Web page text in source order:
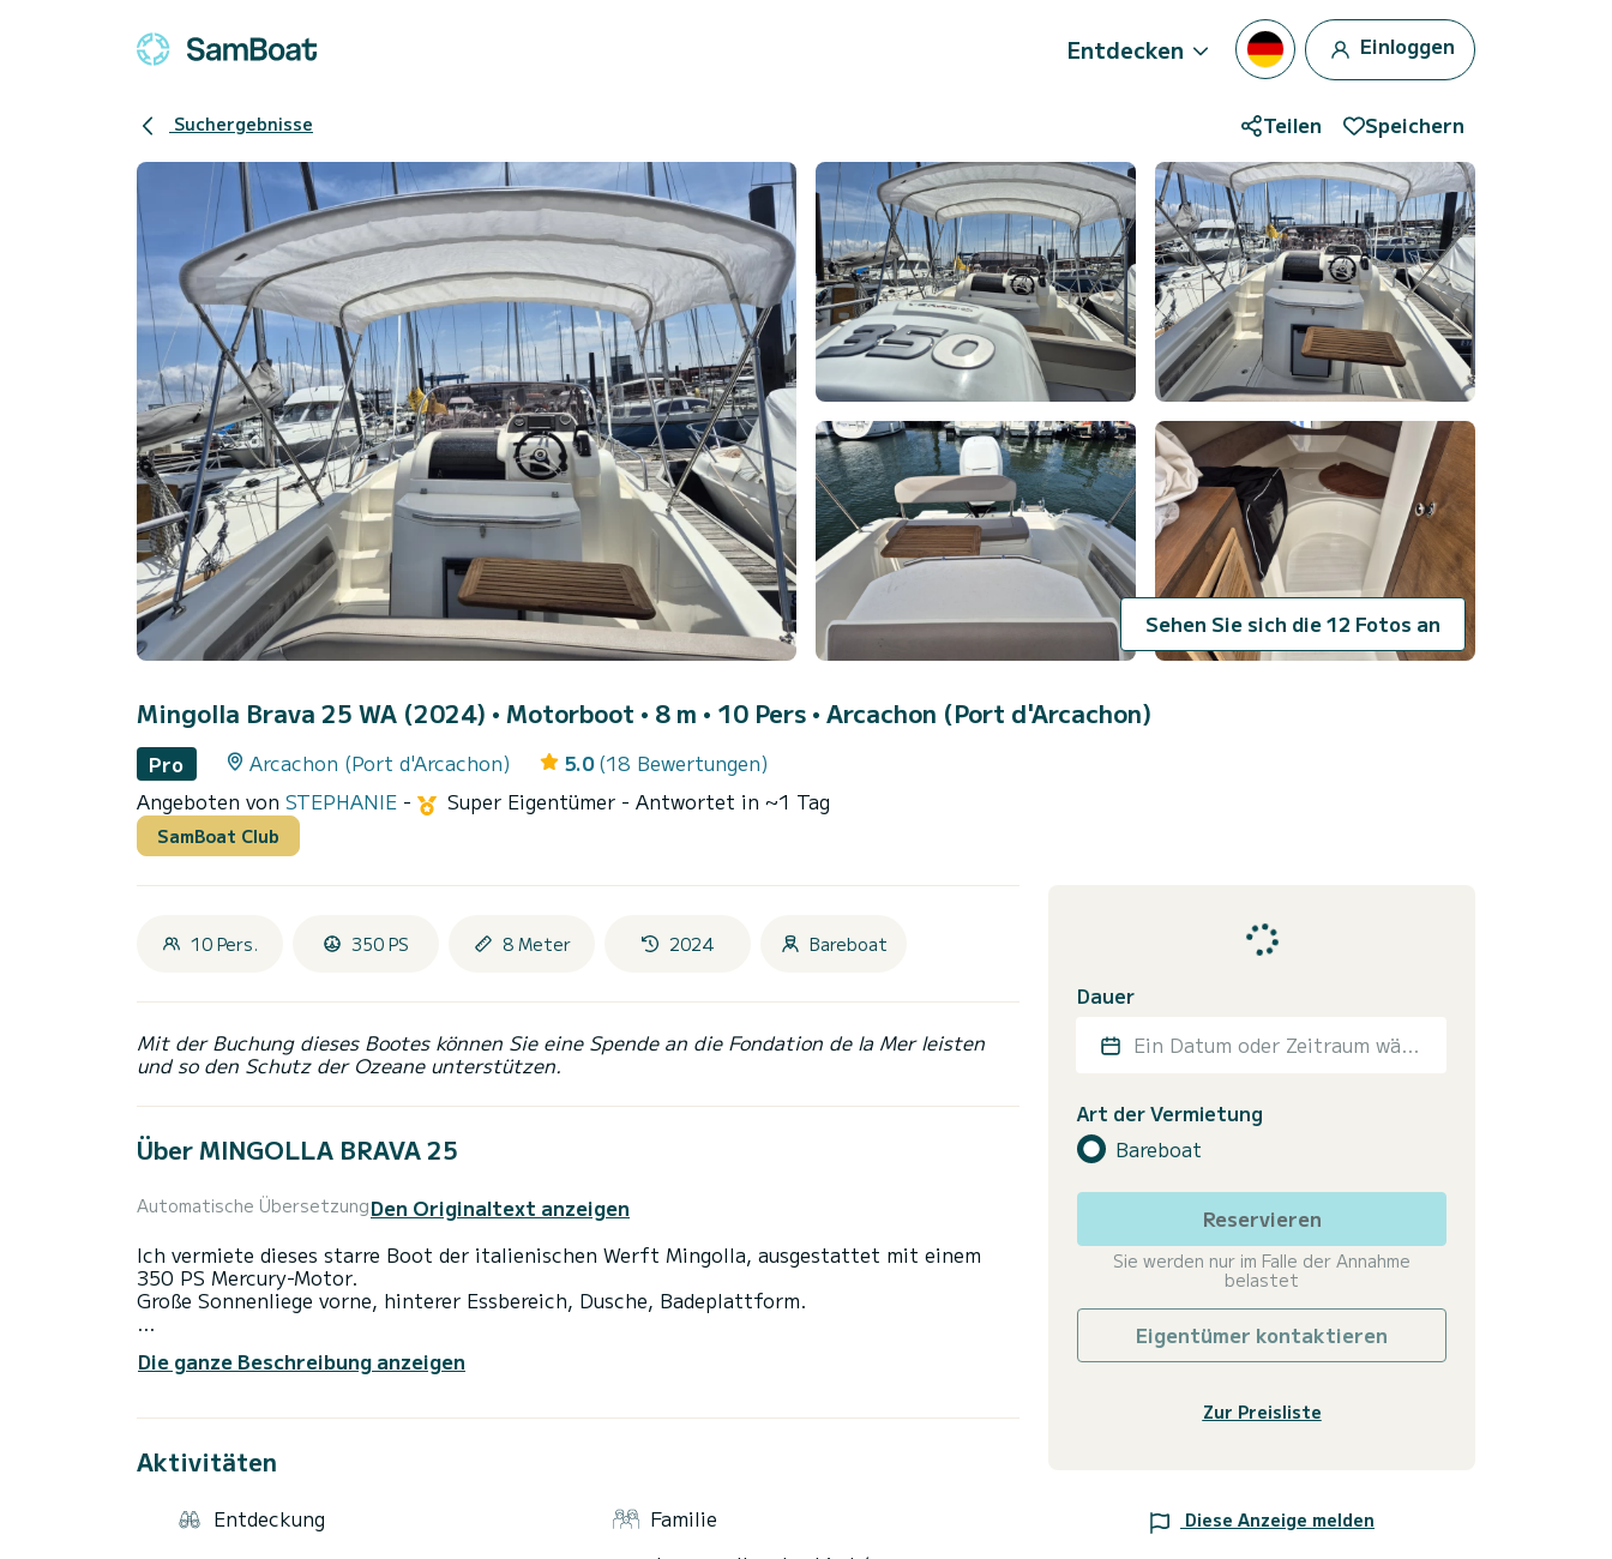
Entdecken Einloggen
Suchergebnisse Teilen Speichern
Sehen Sie sich die 12 Fotos an
Mingolla Brava 25 WA (2024) • Motorboot • 8 m • 10 Pers • Arcachon (Port d'Arcachon)
Pro Arcachon (Port d'Arcachon) 5.0 (18 Bewertungen)
Angeboten von STEPHANIE - Super Eigentümer - Antwortet in ~1 Tag
SamBoat Club
10 Pers. 350 PS 8 Meter 2024 Bareboat
Mit der Buchung dieses Bootes können Sie eine Spende an die Fondation de la Mer leisten
und so den Schutz der Ozeane unterstützen.
Über MINGOLLA BRAVA 25
Automatische ÜbersetzungDen Originaltext anzeigen
Ich vermiete dieses starre Boot der italienischen Werft Mingolla, ausgestattet mit einem
350 PS Mercury-Motor.
Große Sonnenliege vorne, hinterer Essbereich, Dusche, Badeplattform.
- BEI MIETE IST IHRE FAHRBESCHRÄNKUNG AN DEN TREPPEN DES CAMPINGPLATZES
PANORAMA VOR DEM BANC D'ARGUIN.
Die ganze Beschreibung anzeigen
Aktivitäten
Entdeckung
Familie
Dauer
Ein Datum oder Zeitraum wählen
Art der Vermietung
Bareboat
Reservieren
Sie werden nur im Falle der Annahme
belastet
Eigentümer kontaktieren
Zur Preisliste
Diese Anzeige melden